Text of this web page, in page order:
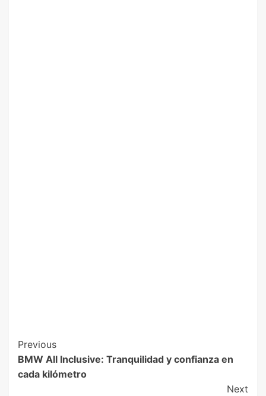
Previous
BMW All Inclusive: Tranquilidad y confianza en
cada kilómetro
Next